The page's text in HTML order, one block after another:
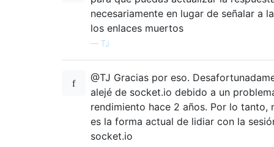
necesariamente en lugar de señalar a
los enlaces muertos
— TJ
@TJ Gracias por eso.
alejé de socket.io debido a un
rendimiento hace 2 años. Por lo tanto,
es la forma actual de lidiar con la
socket.io